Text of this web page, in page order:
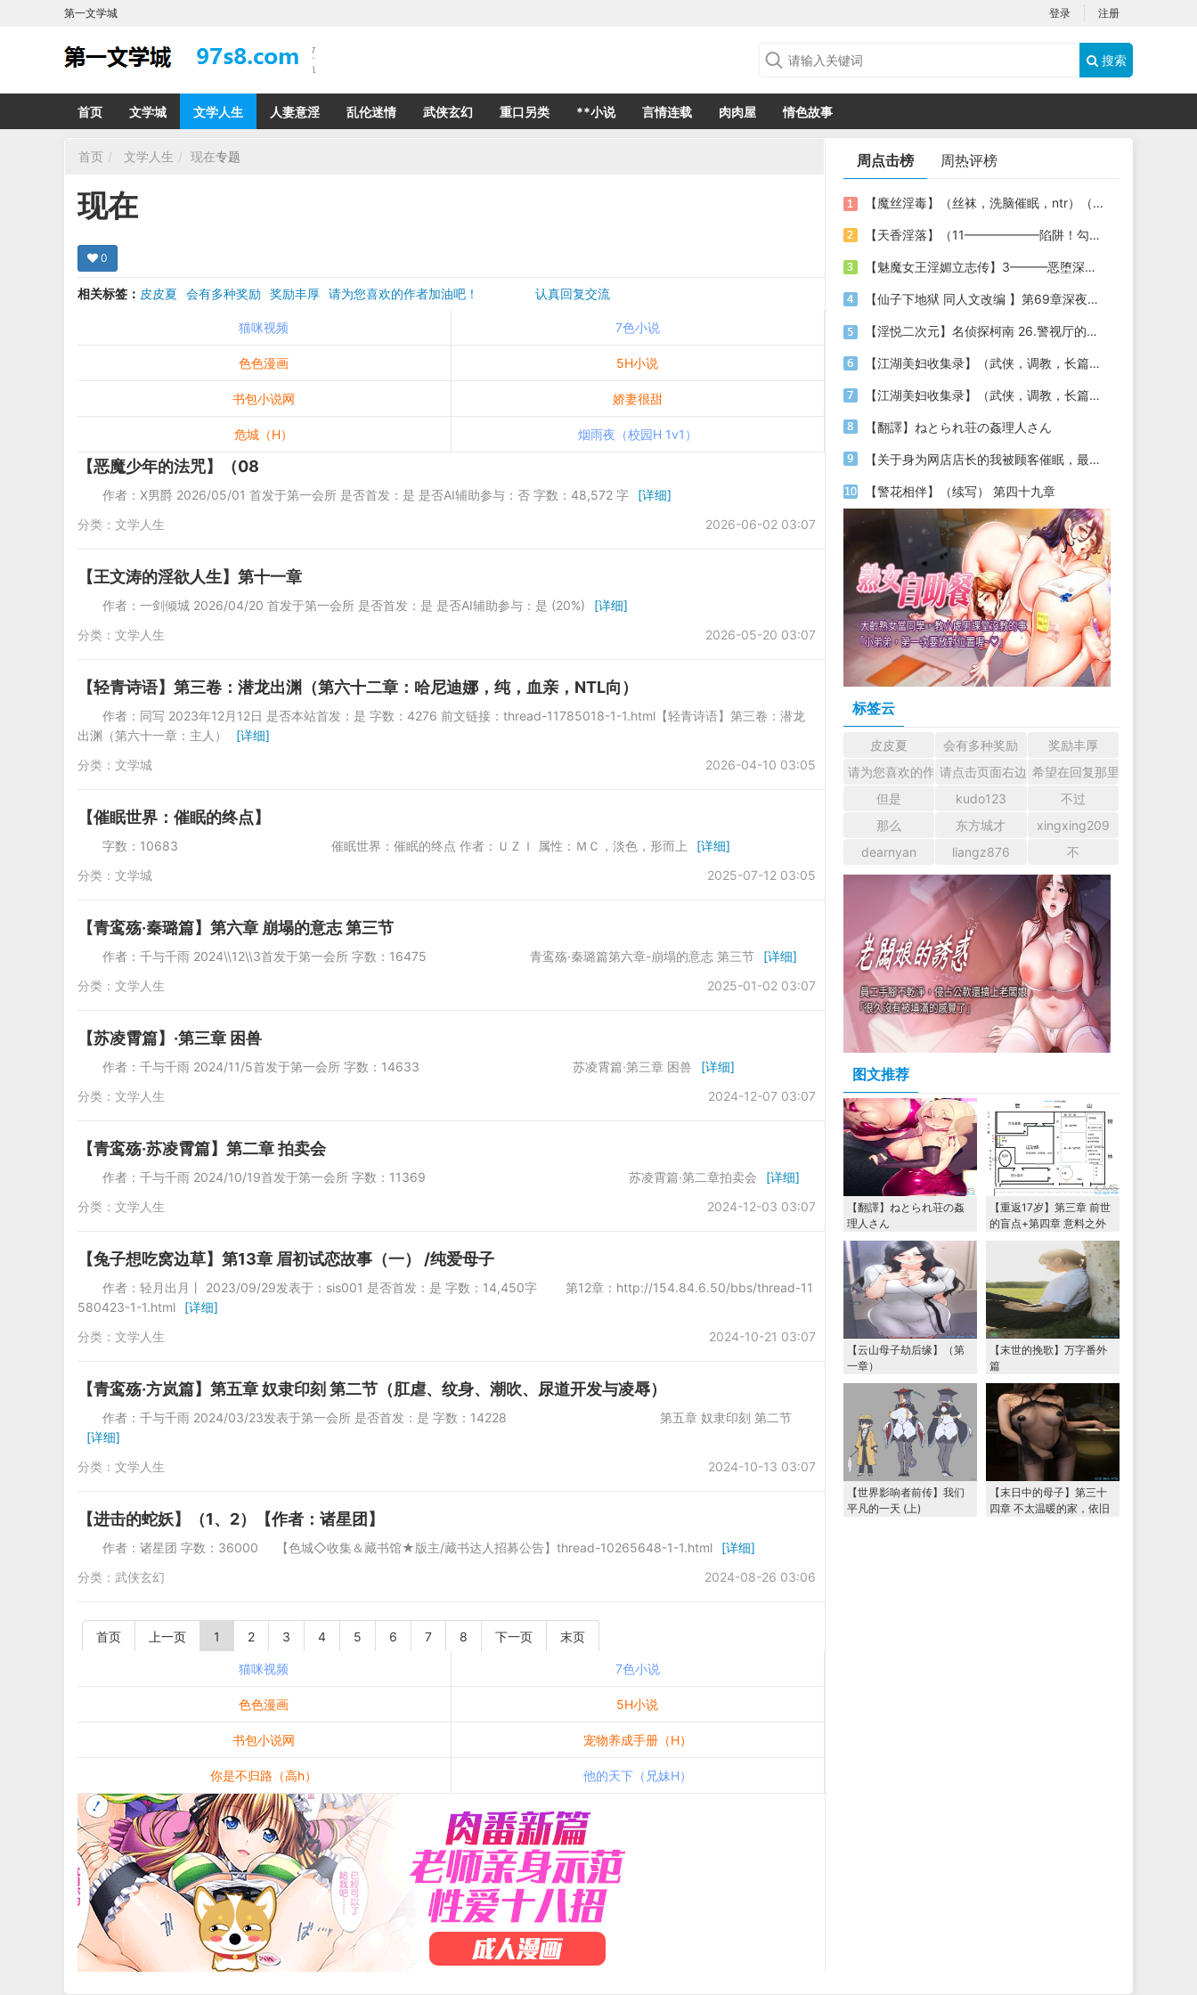
第一文学城 登录 注册
搜索
首页 文学城 文学人生 人妻意淫 乱伦迷情 武侠玄幻 重口另类 **小说 言情连载 肉肉屋 情色故事
首页 文学人生 现在专题
现在
0
相关标签： 皮皮夏 会有多种奖励 奖励丰厚 请为您喜欢的作者加油吧！ 认真回复交流
猫咪视频
7色小说
色色漫画 5H小说
书包小说网 娇妻很甜
危城（H） 烟雨夜（校园H 1v1）
【恶魔少年的法咒】（08
作者：X男爵 2026/05/01 首发于第一会所 是否首发：是 是否AI辅助参与：否 字数：48,572 字
[详细]
2026-06-02 03:07
分类： 文学人生
【王文涛的淫欲人生】第十一章
作者：一剑倾城 2026/04/20 首发于第一会所 是否首发：是 是否AI辅助参与：是 (20%)
[详细]
2026-05-20 03:07
分类： 文学人生
【轻青诗语】第三卷：潜龙出渊（第六十二章：哈尼迪娜，纯，血亲，NTL向）
作者：同写 2023年12月12日 是否本站首发：是 字数：4276 前文链接：thread-11785018-1-1.html【轻青诗语】第三卷：潜龙
出渊（第六十一章：主人）
[详细]
2026-04-10 03:05
分类： 文学城
【催眠世界：催眠的终点】
字数：10683 催眠世界：催眠的终点 作者：ＵＺＩ 属性：ＭＣ，淡色，形而上
[详细]
2025-07-12 03:05
分类： 文学城
【青鸾殇·秦璐篇】第六章 崩塌的意志 第三节
作者：千与千雨 2024\\12\\3首发于第一会所 字数：16475 青鸾殇·秦璐篇第六章-崩塌的意志 第三节
[详细]
2025-01-02 03:07
分类： 文学人生
【苏凌霄篇】·第三章 困兽
作者：千与千雨 2024/11/5首发于第一会所 字数：14633 苏凌霄篇·第三章 困兽
[详细]
2024-12-07 03:07
分类： 文学人生
【青鸾殇·苏凌霄篇】第二章 拍卖会
作者：千与千雨 2024/10/19首发于第一会所 字数：11369 苏凌霄篇·第二章拍卖会
[详细]
2024-12-03 03:07
分类： 文学人生
【兔子想吃窝边草】第13章 眉初试恋故事（一） /纯爱母子
作者：轻月出月丨 2023/09/29发表于：sis001 是否首发：是 字数：14,450字 第12章：http://154.84.6.50/bbs/thread-11
580423-1-1.html
[详细]
2024-10-21 03:07
分类： 文学人生
【青鸾殇·方岚篇】第五章 奴隶印刻 第二节（肛虐、纹身、潮吹、尿道开发与凌辱）
作者：千与千雨 2024/03/23发表于第一会所 是否首发：是 字数：14228 第五章 奴隶印刻 第二节
[详细]
2024-10-13 03:07
分类： 文学人生
【进击的蛇妖】（1、2）【作者：诸星团】
作者：诸星团 字数：36000 【色城◇收集＆藏书馆★版主/藏书达人招募公告】thread-10265648-1-1.html
[详细]
2024-08-26 03:06
分类： 武侠玄幻
首页 上一页 1 2 3 4 5 6 7 8 下一页 末页
猫咪视频 7色小说
色色漫画 5H小说
书包小说网 宠物养成手册（H）
你是不归路（高h） 他的天下（兄妹H）
周点击榜 周热评榜
【魔丝淫毒】（丝袜，洗脑催眠，ntr）（24）（我不想）
【天香淫落】（11——————陷阱！勾结的警局调教（下））
【魅魔女王淫媚立志传】3———恶堕深渊的开端
【仙子下地狱 同人文改编 】第69章深夜窥淫戏 交心与交性(二)(纯爱+各种情趣玩法)
【淫悦二次元】名侦探柯南 26.警视厅的隐藏淫娃
【江湖美妇收集录】（武侠，调教，长篇）（6）（师娘篇）
【江湖美妇收集录】（武侠，调教，长篇）（13）（下山历练篇）
【翻譯】ねとられ荘の姦理人さん
【关于身为网店店长的我被顾客催眠，最终堕落为丝袜发情母狗这件事】（18～20）
【警花相伴】（续写） 第四十九章
标签云
皮皮夏 会有多种奖励
奖励丰厚
请为您喜欢的作者加油吧！ 认真回复交流
请点击页面右边的小手图标支持楼主。
希望在回复那里留下您的
但是
kudo123
不过
那么
东方城才
xingxing209
dearnyan
liangz876 不
图文推荐
【翻譯】ねとられ荘の姦
理人さん
【重返17岁】第三章 前世
的盲点+第四章 意料之外
的相认+番外篇（本文为女
主第一视角，两万字更
【云山母子劫后缘】（第
一章）
【末世的挽歌】万字番外
篇
【世界影响者前传】我们
平凡的一天 (上)
【末日中的母子】第三十
四章 不太温暖的家，依旧